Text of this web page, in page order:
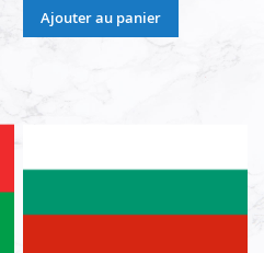
Ajouter au panier